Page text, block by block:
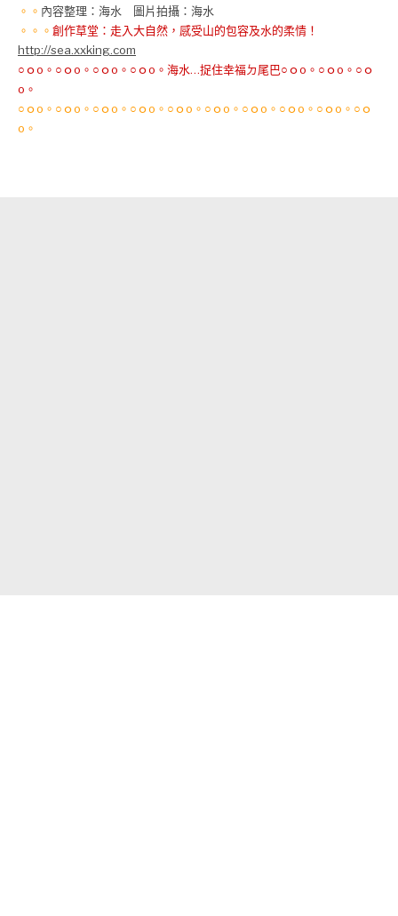
。。 內容整理：海水 圖片拍攝：海水
。。。 創作草堂：走入大自然，感受山的包容及水的柔情！
http://sea.xxking.com
○ｏo。○ｏo。○ｏo。○ｏo。海水…捉住幸福ㄉ尾巴○ｏo。○ｏo。○ｏ
o。
○ｏo。○ｏo。○ｏo。○ｏo。○ｏo。○ｏo。○ｏo。○ｏo。○ｏo。○ｏ
o。